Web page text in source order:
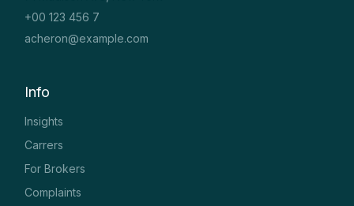
+00 123 456 7
acheron@example.com
Info
Insights
Carrers
For Brokers
Complaints